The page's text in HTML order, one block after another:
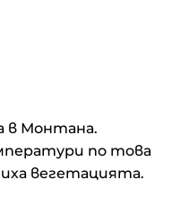
в Монтана.
по това
вегетацията.